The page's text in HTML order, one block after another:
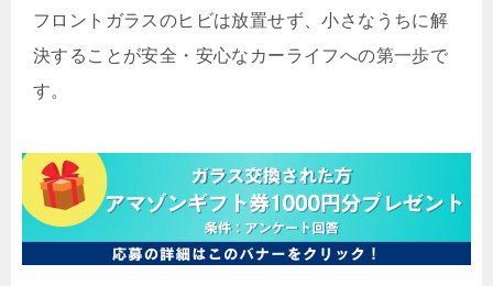
フロントガラスのヒビは放置せず、小さなうちに解
決することが安全・安心なカーライフへの第一歩で
す。